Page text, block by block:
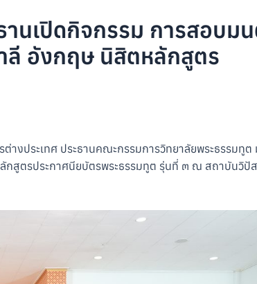
นเปิดกิจกรรม การสอบม
ลี อังกฤษ นิสิตหลักสูตร
ประเทศ ประธานคณะกรรมการวิทยาลัยพระธรรมทูต
สูตรประกาศนียบัตรพระธรรมทูต รุ่นที่ ๓ ณ สถาบันวิปั